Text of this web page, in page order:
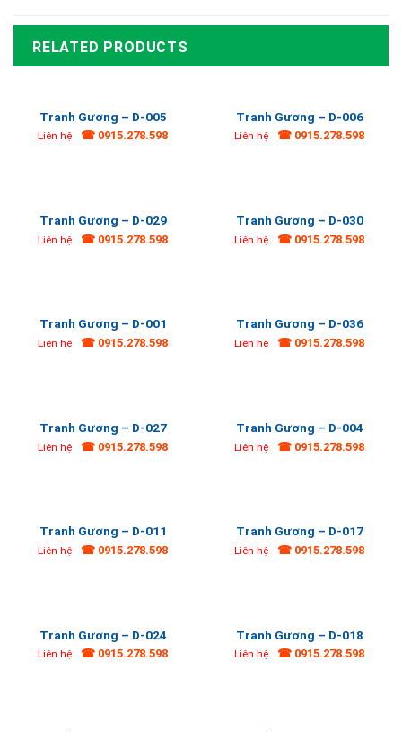
RELATED PRODUCTS
Tranh Gương – D-005
Liên hệ ☎ 0915.278.598
Tranh Gương – D-006
Liên hệ ☎ 0915.278.598
Tranh Gương – D-029
Liên hệ ☎ 0915.278.598
Tranh Gương – D-030
Liên hệ ☎ 0915.278.598
Tranh Gương – D-001
Liên hệ ☎ 0915.278.598
Tranh Gương – D-036
Liên hệ ☎ 0915.278.598
Tranh Gương – D-027
Liên hệ ☎ 0915.278.598
Tranh Gương – D-004
Liên hệ ☎ 0915.278.598
Tranh Gương – D-011
Liên hệ ☎ 0915.278.598
Tranh Gương – D-017
Liên hệ ☎ 0915.278.598
Tranh Gương – D-024
Liên hệ ☎ 0915.278.598
Tranh Gương – D-018
Liên hệ ☎ 0915.278.598